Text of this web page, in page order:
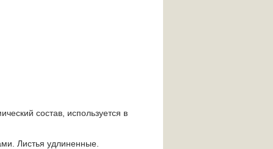
состав, используется в
Листья удлиненные.